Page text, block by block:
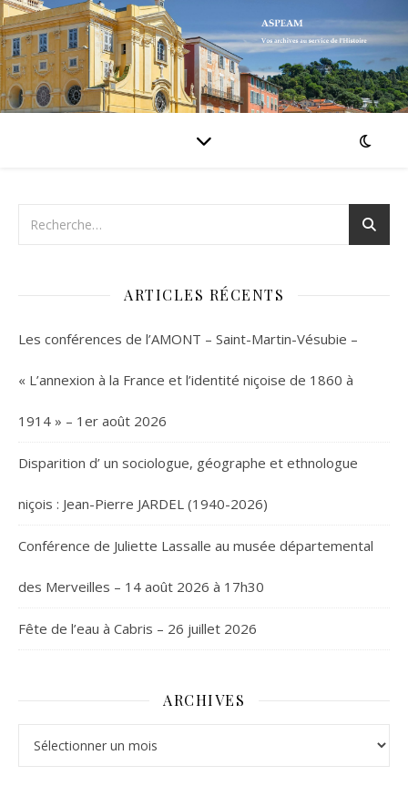
ARTICLES RÉCENTS
Les conférences de l’AMONT – Saint-Martin-Vésubie –
« L’annexion à la France et l’identité niçoise de 1860 à
1914 » – 1er août 2026
Disparition d’ un sociologue, géographe et ethnologue
niçois : Jean-Pierre JARDEL (1940-2026)
Conférence de Juliette Lassalle au musée départemental
des Merveilles – 14 août 2026 à 17h30
Fête de l’eau à Cabris – 26 juillet 2026
ARCHIVES